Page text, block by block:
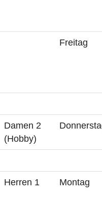
Freitag
Damen 2
(Hobby)
Herren 1 Montag